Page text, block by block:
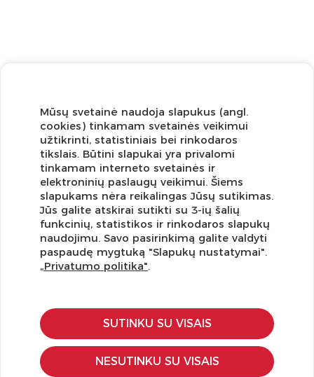
Užsisakykite naujienlaiškį ir pirmi gaukite geriausius
pasiūlymus!
KLIENTŲ APTARNAVIMAS
Pirkimo – pardavimo taisyklės
Pristatymas ir grąžinimas
Mūsų svetainė naudoja slapukus (angl.
cookies) tinkamam svetainės veikimui
užtikrinti, statistiniais bei rinkodaros
tikslais. Būtini slapukai yra privalomi
tinkamam interneto svetainės ir
elektroninių paslaugų veikimui. Šiems
slapukams nėra reikalingas Jūsų sutikimas.
Jūs galite atskirai sutikti su 3-ių šalių
funkcinių, statistikos ir rinkodaros slapukų
naudojimu. Savo pasirinkimą galite valdyti
paspaudę mygtuką "Slapukų nustatymai".
„Privatumo politika".
SUTINKU SU VISAIS
NESUTINKU SU VISAIS